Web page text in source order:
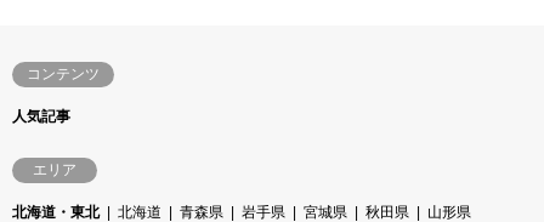
コンテンツ
人気記事
エリア
北海道・東北 北海道 青森県 岩手県 宮城県 秋田県
山形県